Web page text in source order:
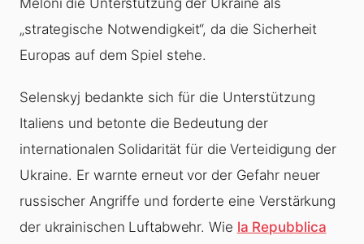
Meloni die Unterstützung der Ukraine als
„strategische Notwendigkeit“, da die Sicherheit
Europas auf dem Spiel stehe.
Selenskyj bedankte sich für die Unterstützung
Italiens und betonte die Bedeutung der
internationalen Solidarität für die Verteidigung der
Ukraine. Er warnte erneut vor der Gefahr neuer
russischer Angriffe und forderte eine Verstärkung
der ukrainischen Luftabwehr. Wie la Repubblica